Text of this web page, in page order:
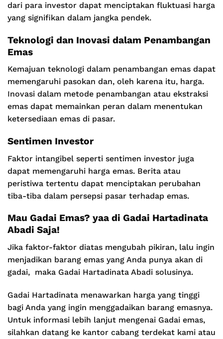
dari para investor dapat menciptakan fluktuasi harga
yang signifikan dalam jangka pendek.
Teknologi dan Inovasi dalam Penambangan
Emas
Kemajuan teknologi dalam penambangan emas dapat
memengaruhi pasokan dan, oleh karena itu, harga.
Inovasi dalam metode penambangan atau ekstraksi
emas dapat memainkan peran dalam menentukan
ketersediaan emas di pasar.
Sentimen Investor
Faktor intangibel seperti sentimen investor juga
dapat memengaruhi harga emas. Berita atau
peristiwa tertentu dapat menciptakan perubahan
tiba-tiba dalam persepsi pasar terhadap emas.
Mau Gadai Emas? yaa di Gadai Hartadinata
Abadi Saja!
Jika faktor-faktor diatas mengubah pikiran, lalu ingin
menjadikan barang emas yang Anda punya akan di
gadai, maka Gadai Hartadinata Abadi solusinya.
Gadai Hartadinata menawarkan harga yang tinggi
bagi Anda yang ingin menggadaikan barang emasnya.
Untuk informasi lebih lanjut mengenai Gadai emas,
silahkan datang ke kantor cabang terdekat kami atau